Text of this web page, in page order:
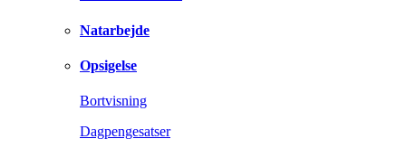
Natarbejde
Opsigelse
Bortvisning
Dagpengesatser